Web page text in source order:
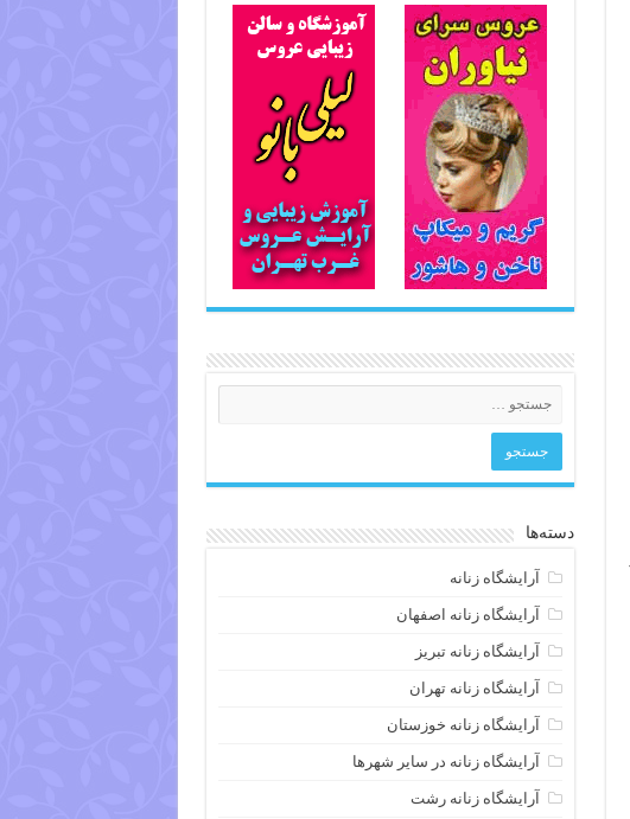
دسته‌ها
آرایشگاه زنانه
آرایشگاه زنانه اصفهان
آرایشگاه زنانه تبریز
آرایشگاه زنانه تهران
آرایشگاه زنانه خوزستان
آرایشگاه زنانه در سایر شهرها
آرایشگاه زنانه رشت